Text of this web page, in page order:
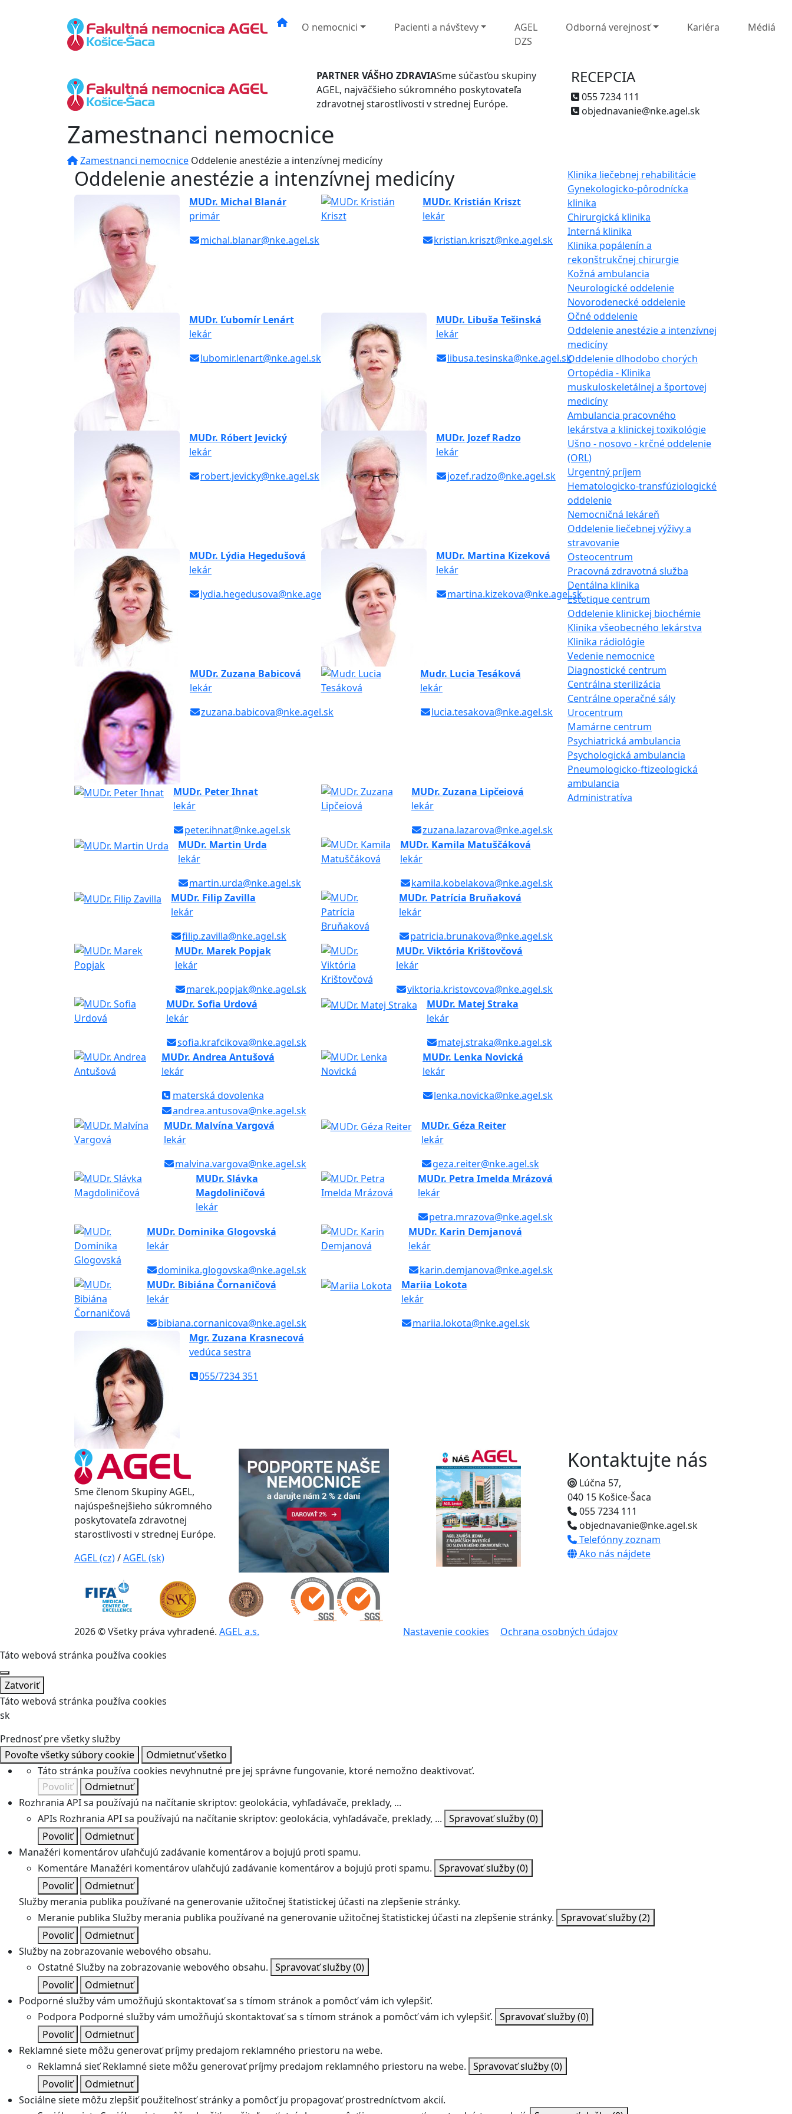
O nemocnici Pacienti a návštevy
AGEL
DZS
Odborná verejnosť Kariéra Médiá
PARTNER VÁŠHO ZDRAVIASme súčasťou skupiny
AGEL, najväčšieho súkromného poskytovateľa
zdravotnej starostlivosti v strednej Európe.
RECEPCIA
055 7234 111
objednavanie@nke.agel.sk
Zamestnanci nemocnice
Zamestnanci nemocnice Oddelenie anestézie a intenzívnej medicíny
Oddelenie anestézie a intenzívnej medicíny
MUDr. Michal Blanár
primár
michal.blanar@nke.agel.sk
MUDr. Kristián Kriszt
lekár
kristian.kriszt@nke.agel.sk
MUDr. Ľubomír Lenárt
lekár
lubomir.lenart@nke.agel.sk
MUDr. Libuša Tešinská
lekár
libusa.tesinska@nke.agel.sk
MUDr. Róbert Jevický
lekár
robert.jevicky@nke.agel.sk
MUDr. Jozef Radzo
lekár
jozef.radzo@nke.agel.sk
MUDr. Lýdia Hegedušová
lekár
lydia.hegedusova@nke.agel.sk
MUDr. Martina Kizeková
lekár
martina.kizekova@nke.agel.sk
MUDr. Zuzana Babicová
lekár
zuzana.babicova@nke.agel.sk
Mudr. Lucia Tesáková
lekár
lucia.tesakova@nke.agel.sk
MUDr. Peter Ihnat
lekár
peter.ihnat@nke.agel.sk
MUDr. Zuzana Lipčeiová
lekár
zuzana.lazarova@nke.agel.sk
MUDr. Martin Urda
lekár
martin.urda@nke.agel.sk
MUDr. Kamila Matuščáková
lekár
kamila.kobelakova@nke.agel.sk
MUDr. Filip Zavilla
lekár
filip.zavilla@nke.agel.sk
MUDr. Patrícia Bruňaková
lekár
patricia.brunakova@nke.agel.sk
MUDr. Marek Popjak
lekár
marek.popjak@nke.agel.sk
MUDr. Viktória Krištovčová
lekár
viktoria.kristovcova@nke.agel.sk
MUDr. Sofia Urdová
lekár
sofia.krafcikova@nke.agel.sk
MUDr. Matej Straka
lekár
matej.straka@nke.agel.sk
MUDr. Andrea Antušová
lekár
materská dovolenka
andrea.antusova@nke.agel.sk
MUDr. Lenka Novická
lekár
lenka.novicka@nke.agel.sk
MUDr. Malvína Vargová
lekár
malvina.vargova@nke.agel.sk
MUDr. Géza Reiter
lekár
geza.reiter@nke.agel.sk
MUDr. Slávka
Magdoliničová
lekár
MUDr. Petra Imelda Mrázová
lekár
petra.mrazova@nke.agel.sk
MUDr. Dominika Glogovská
lekár
dominika.glogovska@nke.agel.sk
MUDr. Karin Demjanová
lekár
karin.demjanova@nke.agel.sk
MUDr. Bibiána Čornaničová
lekár
bibiana.cornanicova@nke.agel.sk
Mariia Lokota
lekár
mariia.lokota@nke.agel.sk
Mgr. Zuzana Krasnecová
vedúca sestra
055/7234 351
Klinika liečebnej rehabilitácie
Gynekologicko-pôrodnícka
klinika
Chirurgická klinika
Interná klinika
Klinika popálenín a
rekonštrukčnej chirurgie
Kožná ambulancia
Neurologické oddelenie
Novorodenecké oddelenie
Očné oddelenie
Oddelenie anestézie a intenzívnej
medicíny
Oddelenie dlhodobo chorých
Ortopédia - Klinika
muskuloskeletálnej a športovej
medicíny
Ambulancia pracovného
lekárstva a klinickej toxikológie
Ušno - nosovo - krčné oddelenie
(ORL)
Urgentný príjem
Hematologicko-transfúziologické
oddelenie
Nemocničná lekáreň
Oddelenie liečebnej výživy a
stravovanie
Osteocentrum
Pracovná zdravotná služba
Dentálna klinika
Estetique centrum
Oddelenie klinickej biochémie
Klinika všeobecného lekárstva
Klinika rádiológie
Vedenie nemocnice
Diagnostické centrum
Centrálna sterilizácia
Centrálne operačné sály
Urocentrum
Mamárne centrum
Psychiatrická ambulancia
Psychologická ambulancia
Pneumologicko-ftizeologická
ambulancia
Administratíva
Sme členom Skupiny AGEL,
najúspešnejšieho súkromného
poskytovateľa zdravotnej
starostlivosti v strednej Európe.
AGEL (cz)/AGEL (sk)
Kontaktujte nás
Lúčna 57,
040 15 Košice-Šaca
055 7234 111
objednavanie@nke.agel.sk
Telefónny zoznam
Ako nás nájdete
2026 © Všetky práva vyhradené. AGEL a.s. Nastavenie cookies
Ochrana osobných údajov
Táto webová stránka používa cookies
Zatvoriť
Táto webová stránka používa cookies
sk
Prednosť pre všetky služby
Povoľte všetky súbory cookie
Odmietnuť všetko
Táto stránka používa cookies nevyhnutné pre jej správne fungovanie, ktoré nemožno deaktivovať.
Povoliť
Odmietnuť
Rozhrania API sa používajú na načítanie skriptov: geolokácia, vyhľadávače, preklady, ...
APIs Rozhrania API sa používajú na načítanie skriptov: geolokácia, vyhľadávače, preklady, ... Spravovať služby(0)
Povoliť
Odmietnuť
Manažéri komentárov uľahčujú zadávanie komentárov a bojujú proti spamu.
Komentáre Manažéri komentárov uľahčujú zadávanie komentárov a bojujú proti spamu. Spravovať služby(0)
Povoliť
Odmietnuť
Služby merania publika používané na generovanie užitočnej štatistickej účasti na zlepšenie stránky.
Meranie publika Služby merania publika používané na generovanie užitočnej štatistickej účasti na zlepšenie stránky. Spravovať služby(2)
Povoliť
Odmietnuť
Služby na zobrazovanie webového obsahu.
OstatnéSlužby na zobrazovanie webového obsahu. Spravovať služby(0)
Povoliť
Odmietnuť
Podporné služby vám umožňujú skontaktovať sa s tímom stránok a pomôcť vám ich vylepšiť.
Podpora Podporné služby vám umožňujú skontaktovať sa s tímom stránok a pomôcť vám ich vylepšiť. Spravovať služby(0)
Povoliť
Odmietnuť
Reklamné siete môžu generovať príjmy predajom reklamného priestoru na webe.
Reklamná sieť Reklamné siete môžu generovať príjmy predajom reklamného priestoru na webe. Spravovať služby(0)
Povoliť
Odmietnuť
Sociálne siete môžu zlepšiť použiteľnosť stránky a pomôcť ju propagovať prostredníctvom akcií.